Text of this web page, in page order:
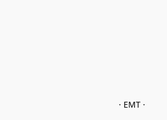
· EMT ·